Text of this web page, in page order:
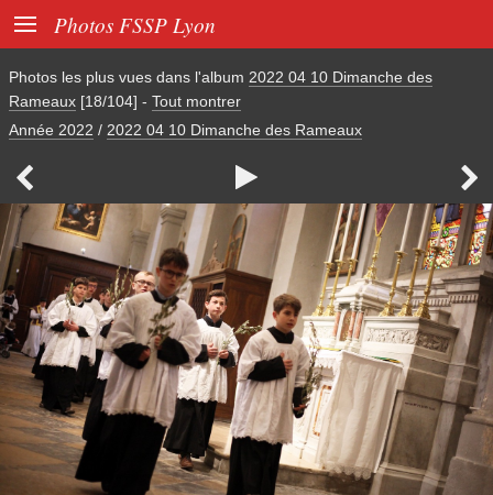
 Photos FSSP Lyon
Photos les plus vues dans l'album 2022 04 10 Dimanche des
Rameaux [18/104] - Tout montrer
Année 2022 / 2022 04 10 Dimanche des Rameaux
  